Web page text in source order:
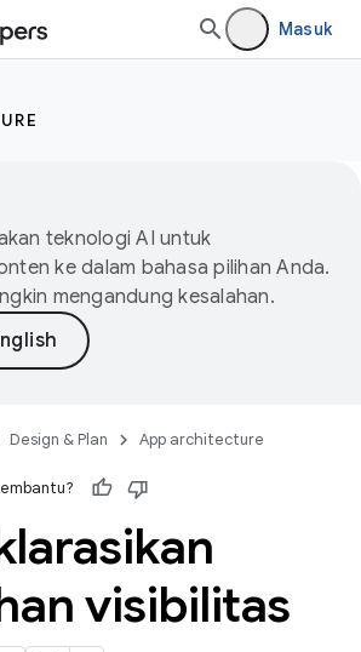
Masuk
teknologi AI untuk
ke dalam bahasa pilihan Anda.
mengandung kesalahan.
Design & Plan App architecture
visibilitas